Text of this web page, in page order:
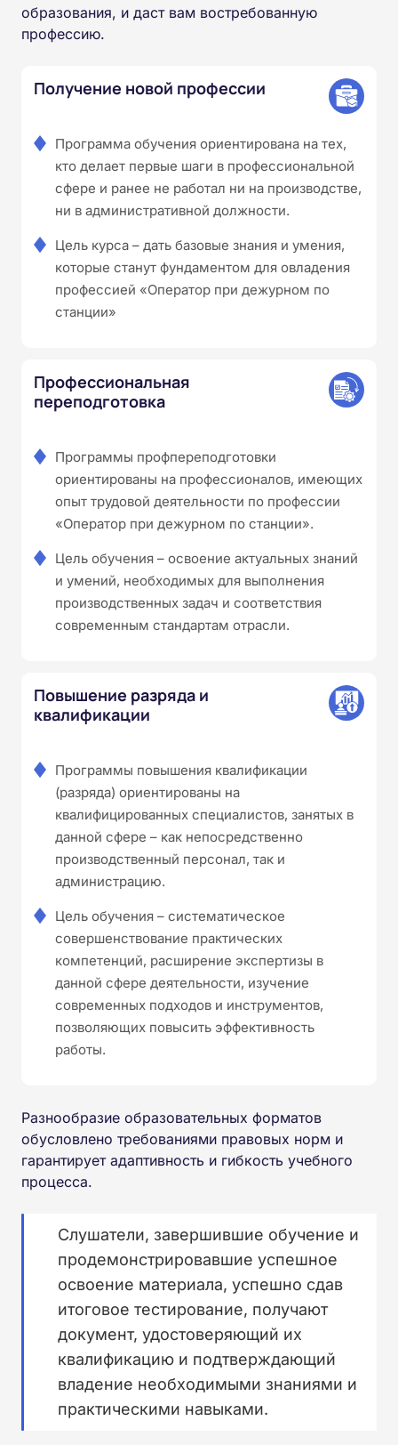
образования, и даст вам востребованную
профессию.
Получение новой профессии
Программа обучения ориентирована на тех,
кто делает первые шаги в профессиональной
сфере и ранее не работал ни на производстве,
ни в административной должности.
Цель курса – дать базовые знания и умения,
которые станут фундаментом для овладения
профессией «Оператор при дежурном по
станции»
Профессиональная
переподготовка
Программы профпереподготовки
ориентированы на профессионалов, имеющих
опыт трудовой деятельности по профессии
«Оператор при дежурном по станции».
Цель обучения – освоение актуальных знаний
и умений, необходимых для выполнения
производственных задач и соответствия
современным стандартам отрасли.
Повышение разряда и
квалификации
Программы повышения квалификации
(разряда) ориентированы на
квалифицированных специалистов, занятых в
данной сфере – как непосредственно
производственный персонал, так и
администрацию.
Цель обучения – систематическое
совершенствование практических
компетенций, расширение экспертизы в
данной сфере деятельности, изучение
современных подходов и инструментов,
позволяющих повысить эффективность
работы.
Разнообразие образовательных форматов
обусловлено требованиями правовых норм и
гарантирует адаптивность и гибкость учебного
процесса.
Слушатели, завершившие обучение и
продемонстрировавшие успешное
освоение материала, успешно сдав
итоговое тестирование, получают
документ, удостоверяющий их
квалификацию и подтверждающий
владение необходимыми знаниями и
практическими навыками.